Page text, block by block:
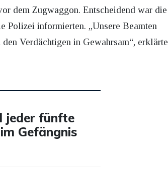
dem Zugwaggon. Entscheidend war die
Polizei informierten. „Unsere Beamten
Verdächtigen in Gewahrsam“, erklärte
jeder fünfte
Gefängnis